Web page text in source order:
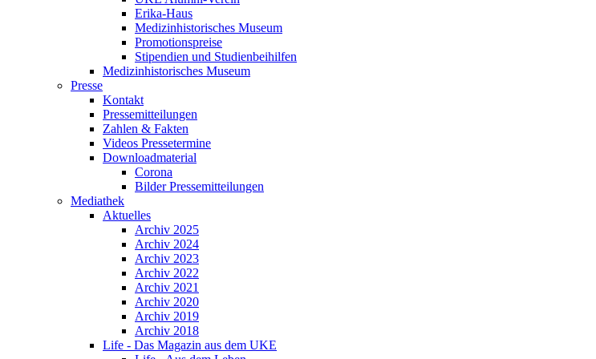
Erika-Haus
Medizinhistorisches Museum
Promotionspreise
Stipendien und Studienbeihilfen
Medizinhistorisches Museum
Presse
Kontakt
Pressemitteilungen
Zahlen & Fakten
Videos Pressetermine
Downloadmaterial
Corona
Bilder Pressemitteilungen
Mediathek
Aktuelles
Archiv 2025
Archiv 2024
Archiv 2023
Archiv 2022
Archiv 2021
Archiv 2020
Archiv 2019
Archiv 2018
Life - Das Magazin aus dem UKE